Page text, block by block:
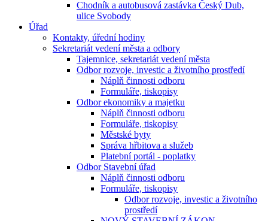
Chodník a autobusová zastávka Český Dub,
ulice Svobody
Úřad
Kontakty, úřední hodiny
Sekretariát vedení města a odbory
Tajemnice, sekretariát vedení města
Odbor rozvoje, investic a životního prostředí
Náplň činnosti odboru
Formuláře, tiskopisy
Odbor ekonomiky a majetku
Náplň činnosti odboru
Formuláře, tiskopisy
Městské byty
Správa hřbitova a služeb
Platební portál - poplatky
Odbor Stavební úřad
Náplň činnosti odboru
Formuláře, tiskopisy
Odbor rozvoje, investic a životního
prostředí